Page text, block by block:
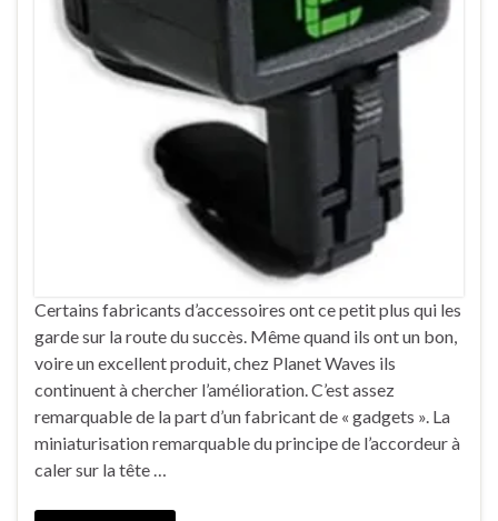
Certains fabricants d’accessoires ont ce petit plus qui les
garde sur la route du succès. Même quand ils ont un bon,
voire un excellent produit, chez Planet Waves ils
continuent à chercher l’amélioration. C’est assez
remarquable de la part d’un fabricant de « gadgets ». La
miniaturisation remarquable du principe de l’accordeur à
caler sur la tête …